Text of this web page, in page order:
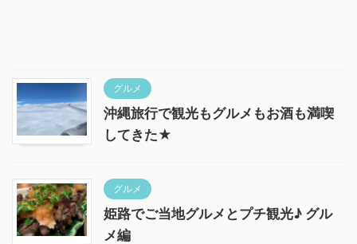
グルメ
沖縄旅行で観光もグルメもお酒も満喫
してきた★
グルメ
姫路でご当地グルメとプチ観光♪ グル
メ編